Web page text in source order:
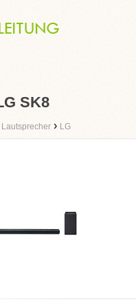
SK8
Lautsprecher › LG